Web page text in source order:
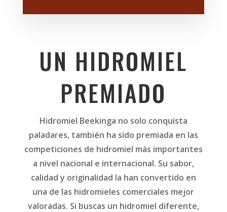
UN HIDROMIEL
PREMIADO
Hidromiel Beekinga no solo conquista
paladares, también ha sido premiada en las
competiciones de hidromiel más importantes
a nivel nacional e internacional. Su sabor,
calidad y originalidad la han convertido en
una de las hidromieles comerciales mejor
valoradas. Si buscas un hidromiel diferente,